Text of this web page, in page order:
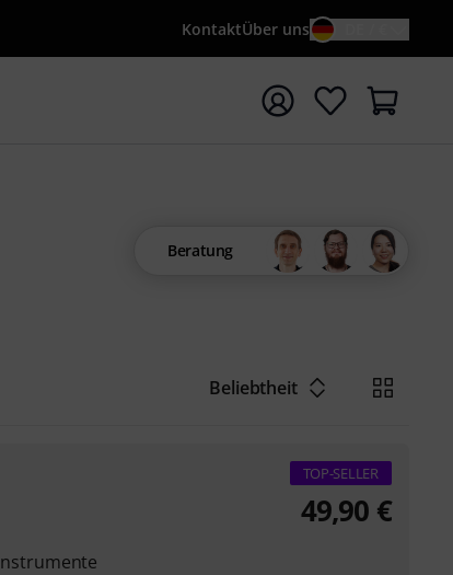
KontaktÜber uns
Suchwort {searchTerm} starten
Beratung
Beliebtheit
TOP-SELLER
49,90 €